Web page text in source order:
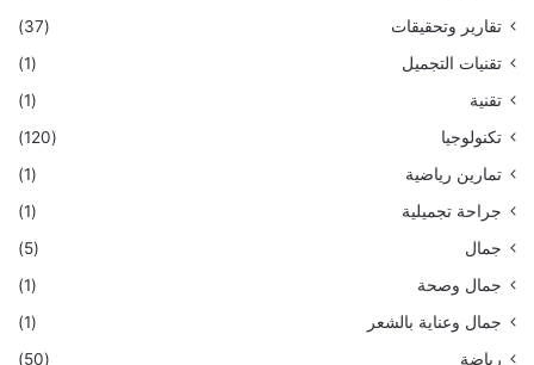
تقارير وتحقيقات
(37)
تقنيات التجميل
(1)
تقنية
(1)
تكنولوجيا
(120)
تمارين رياضية
(1)
جراحة تجميلية
(1)
جمال
(5)
جمال وصحة
(1)
جمال وعناية بالشعر
(1)
رياضة
(50)